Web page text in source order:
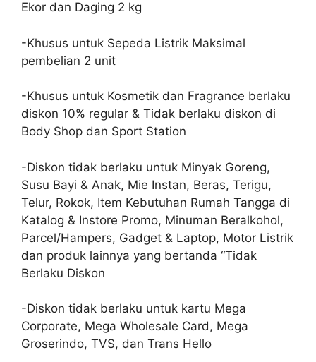
Ekor dan Daging 2 kg
-Khusus untuk Sepeda Listrik Maksimal
pembelian 2 unit
-Khusus untuk Kosmetik dan Fragrance berlaku
diskon 10% regular & Tidak berlaku diskon di
Body Shop dan Sport Station
-Diskon tidak berlaku untuk Minyak Goreng,
Susu Bayi & Anak, Mie Instan, Beras, Terigu,
Telur, Rokok, Item Kebutuhan Rumah Tangga di
Katalog & Instore Promo, Minuman Beralkohol,
Parcel/Hampers, Gadget & Laptop, Motor Listrik
dan produk lainnya yang bertanda “Tidak
Berlaku Diskon
-Diskon tidak berlaku untuk kartu Mega
Corporate, Mega Wholesale Card, Mega
Groserindo, TVS, dan Trans Hello